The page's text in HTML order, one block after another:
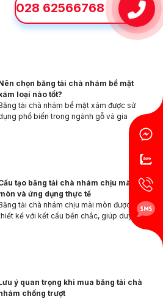
Sản Xuất Khắt Khe
chọn băng tải chà nhám bề mặt
loại nào tốt?
tải chà nhám bề mặt xám được sử
phổ biến trong ngành gỗ và gia
công vật liệu nhờ khả năng xử lý bề mặt
tạo băng tải chà nhám chịu mài
và ứng dụng thực tế
tải chà nhám chịu mài mòn được
kế với kết cấu bền chắc, giúp duy trì
ý quan trọng khi mua băng tải chà
chống trượt
mua sản phẩm 08/08/2026
028 62566768